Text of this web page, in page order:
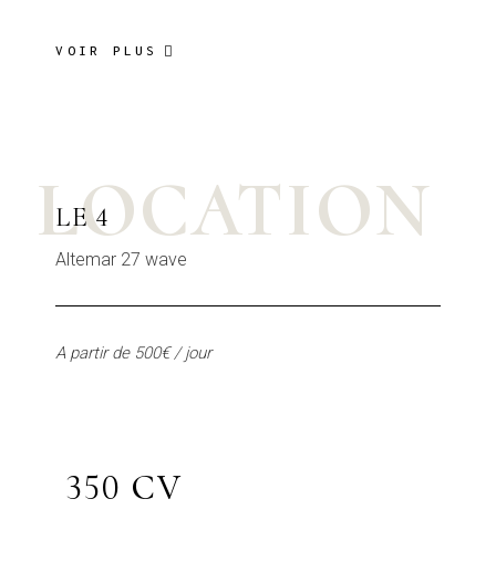
VOIR PLUS
LOCATION
LE 4
Altemar 27 wave
A partir de 500€ / jour
350 CV